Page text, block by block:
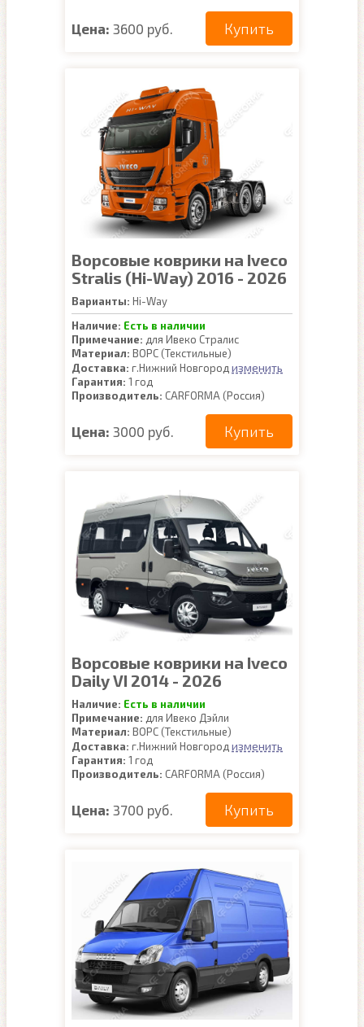
Цена: 3600 руб. Купить
Ворсовые коврики на Iveco
Stralis (Hi-Way) 2016 - 2026
Варианты: Hi-Way
Наличие: Есть в наличии
Примечание: для Ивеко Стралис
Материал: ВОРС (Текстильные)
Доставка: г.Нижний Новгород изменить
Гарантия: 1 год
Производитель: CARFORMA (Россия)
Цена: 3000 руб. Купить
Ворсовые коврики на Iveco
Daily VI 2014 - 2026
Наличие: Есть в наличии
Примечание: для Ивеко Дэйли
Материал: ВОРС (Текстильные)
Доставка: г.Нижний Новгород изменить
Гарантия: 1 год
Производитель: CARFORMA (Россия)
Цена: 3700 руб. Купить